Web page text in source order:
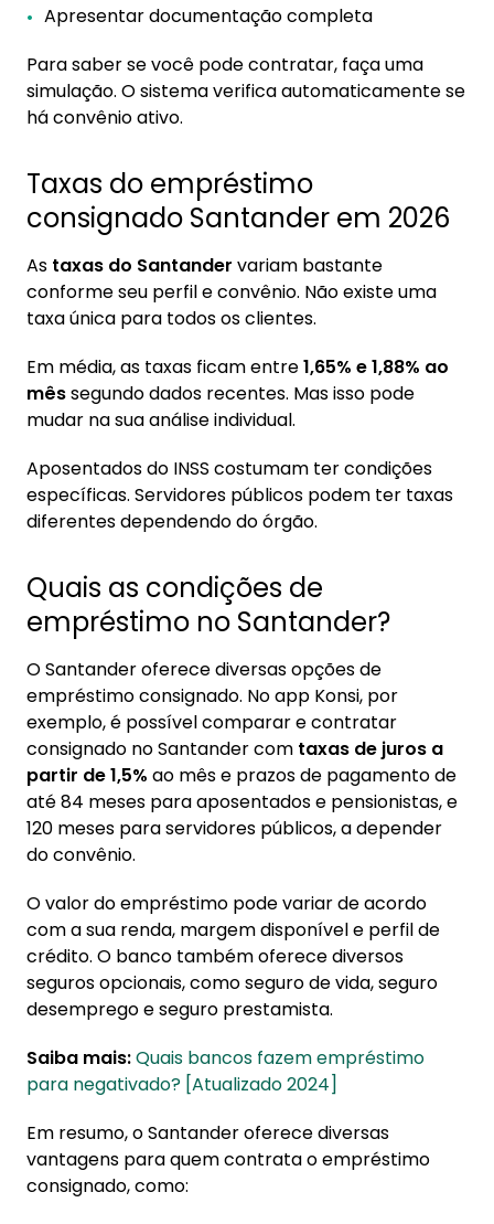
Apresentar documentação completa
Para saber se você pode contratar, faça uma
simulação. O sistema verifica automaticamente se
há convênio ativo.
Taxas do empréstimo
consignado Santander em 2026
As taxas do Santander variam bastante
conforme seu perfil e convênio. Não existe uma
taxa única para todos os clientes.
Em média, as taxas ficam entre1,65% e 1,88% ao
mêssegundo dados recentes. Mas isso pode
mudar na sua análise individual.
Aposentados do INSS costumam ter condições
específicas. Servidores públicos podem ter taxas
diferentes dependendo do órgão.
Quais as condições de
empréstimo no Santander?
O Santander oferece diversas opções de
empréstimo consignado. No app Konsi, por
exemplo, é possível comparar e contratar
consignado no Santander com taxas de juros a
partir de 1,5% ao mês e prazos de pagamento de
até 84 meses para aposentados e pensionistas, e
120 meses para servidores públicos, a depender
do convênio.
O valor do empréstimo pode variar de acordo
com a sua renda, margem disponível e perfil de
crédito. O banco também oferece diversos
seguros opcionais, como seguro de vida, seguro
desemprego e seguro prestamista.
Saiba mais:Quais bancos fazem empréstimo
para negativado? [Atualizado 2024]
Em resumo, o Santander oferece diversas
vantagens para quem contrata o empréstimo
consignado, como: